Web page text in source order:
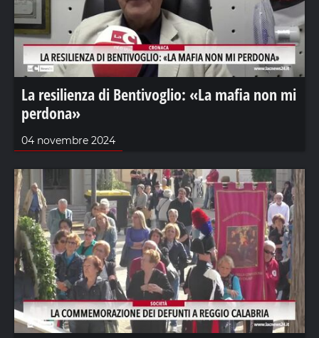
La resilienza di Bentivoglio: «La mafia non mi
perdona»
04 novembre 2024